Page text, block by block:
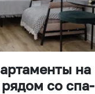
на
со спа-